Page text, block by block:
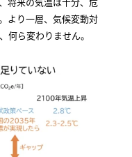
より一層、気候変動対
何ら変わりません。